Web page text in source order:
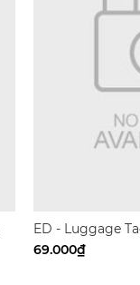
ED - Luggage
69.000₫